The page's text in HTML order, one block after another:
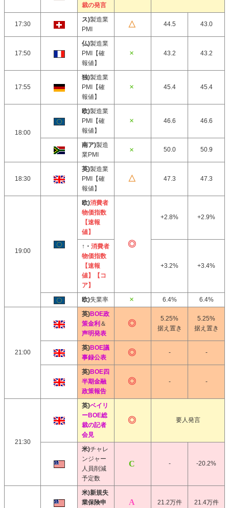
裁の発言
17:30
ス)製造業
PMI
44.5 43.0
17:50
仏)製造業
PMI【確
報値】
43.2 43.2
17:55
独)製造業
PMI【確
報値】
45.4 45.4
18:00
欧)製造業
PMI【確
報値】
46.6 46.6
南ア)製造
業PMI
50.0 50.9
18:30
英)製造業
PMI【確
報値】
47.3 47.3
19:00
欧)消費者
物価指数
【速報
値】
+2.8% +2.9%
↑・ 消費者
物価指数
【速報
値】【コ
ア】
+3.2% +3.4%
欧)失業率 6.4% 6.4%
21:00
英)BOE政
策金利 ＆
声明発表
5.25%
据え置き
5.25%
据え置き
英)BOE議
事録公表
- -
英)BOE四
半期金融
政策報告
- -
21:30
英)ベイリ
ーBOE総
裁の記者
会見
要人発言
米)チャレ
ンジャー
人員削減
予定数
- -20.2%
米)新規失
業保険申
21.2万件 21.4万件